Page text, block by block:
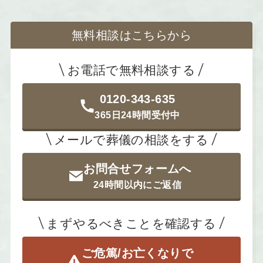
無料相談はこちらから
お電話で無料相談する
0120-343-635
365日24時間受付中
メールで葬儀の相談をする
お問合せフォームへ
24時間以内にご返信
まずやるべきことを確認する
ご危篤/お亡くなりで